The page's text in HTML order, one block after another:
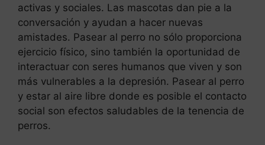
activas y sociales. Las mascotas dan pie a la
conversación y ayudan a hacer nuevas
amistades. Pasear al perro no sólo proporciona
ejercicio físico, sino también la oportunidad de
interactuar con seres humanos que viven y son
más vulnerables a la depresión. Pasear al perro
y estar al aire libre donde es posible el contacto
social son efectos saludables de la tenencia de
perros.